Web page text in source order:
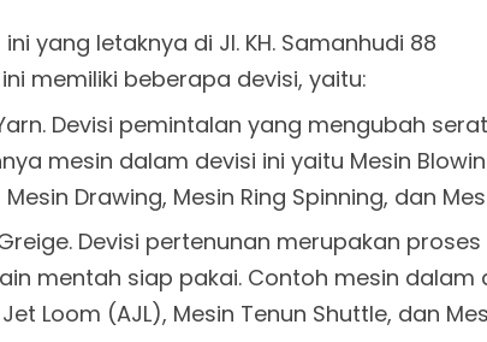
yang letaknya di Jl. KH. Samanhudi 88
memiliki beberapa devisi, yaitu:
Devisi pemintalan yang mengubah
mesin dalam devisi ini yaitu Mesin
Drawing, Mesin Ring Spinning, dan
Devisi pertenunan merupakan
mentah siap pakai. Contoh mesin dalam
Loom (AJL), Mesin Tenun Shuttle, dan